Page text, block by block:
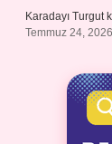
Karadayı Turgut
Temmuz 24, 2026